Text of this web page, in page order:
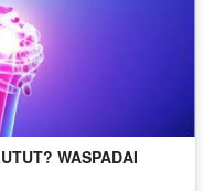
WASPADAI